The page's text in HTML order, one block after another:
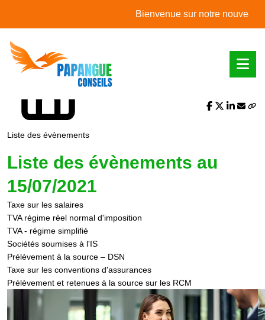
Bienvenue sur notre nouveau site
L'actualité du mois
Liste des évènements
Liste des évènements au
15/07/2021
Taxe sur les salaires
TVA régime réel normal d'imposition
TVA - régime simplifié
Sociétés soumises à l'IS
Prélèvement à la source – DSN
Taxe sur les conventions d'assurances
Prélèvement et retenues à la source sur les RCM